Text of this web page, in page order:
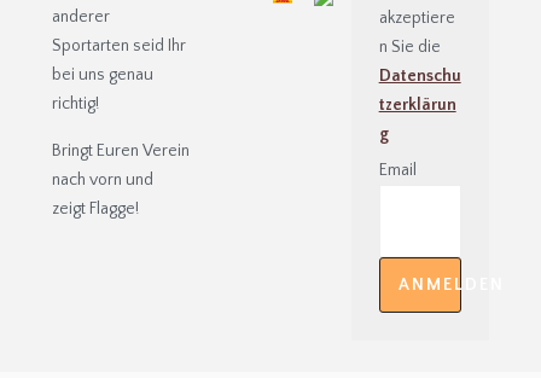
anderer
Sportarten seid Ihr
bei uns genau
richtig!
Bringt Euren Verein
nach vorn und
zeigt Flagge!
akzeptiere
n Sie die
Datenschu
tzerklärun
g
Email
ANMELDEN